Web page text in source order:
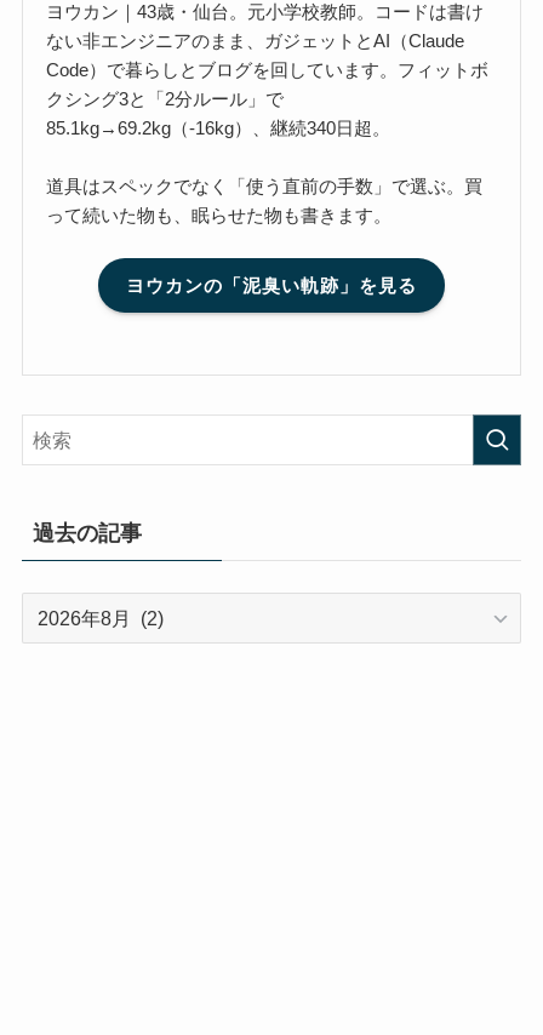
ヨウカン｜43歳・仙台。元小学校教師。コードは書け
ない非エンジニアのまま、ガジェットとAI（Claude
Code）で暮らしとブログを回しています。フィットボ
クシング3と「2分ルール」で
85.1kg→69.2kg（-16kg）、継続340日超。
道具はスペックでなく「使う直前の手数」で選ぶ。買
って続いた物も、眠らせた物も書きます。
ヨウカンの「泥臭い軌跡」を見る
過去の記事